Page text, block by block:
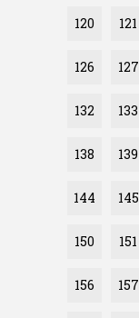
120 121
126 127
132 133
138 139
144 145
150 151
156 157